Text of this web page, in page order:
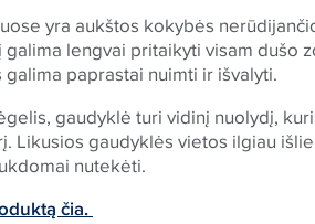
yra aukštos kokybės
lengvai pritaikyti visam dušo
paprastai nuimti ir išvalyti.
gaudyklė turi vidinį nuolydį,
Likusios gaudyklės vietos ilgiau
nutekėti.
čia.